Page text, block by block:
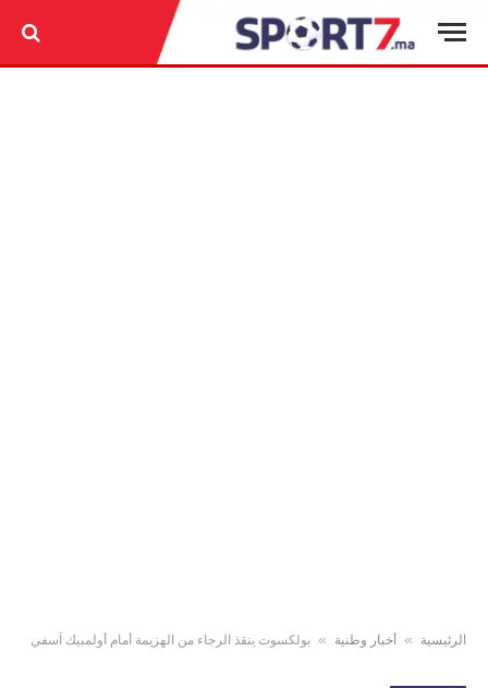
الرئيسية » أخبار وطنية » بولكسوت ينقذ الرجاء من الهزيمة أمام أولمبيك آسفي